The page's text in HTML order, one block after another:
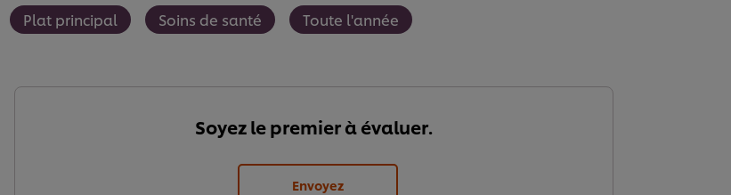
Plat principal Soins de santé Toute l'année
Soyez le premier à évaluer.
Envoyez